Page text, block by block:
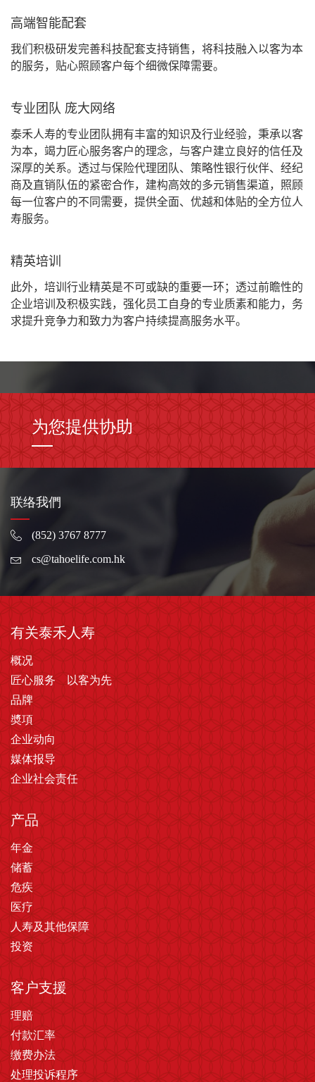
高端智能配套
我们积极研发完善科技配套支持销售， 将科技融入以客为本
的服务， 贴心照顾客户每个细微保障需要。
专业团队 庞大网络
泰禾人寿的专业团队拥有丰富的知识及行业经验， 秉承以客
为本， 竭力匠心服务客户的理念， 与客户建立良好的信任及
深厚的关系。透过与保险代理团队、策略性银行伙伴、经纪
商及直销队伍的紧密合作， 建构高效的多元销售渠道，照顾
每一位客户的不同需要，提供全面、优越和体贴的全方位人
寿服务。
精英培训
此外， 培训行业精英是不可或缺的重要一环 ； 透过前瞻性的
企业培训及积极实践， 强化员工自身的专业质素和能力， 务
求提升竞争力和致力为客户持续提高服务水平。
为您提供协助
联络我們
(852) 3767 8777
cs@tahoelife.com.hk
有关泰禾人寿
概况
匠心服务 以客为先
品牌
奬項
企业动向
媒体报导
企业社会责任
产品
年金
储蓄
危疾
医疗
人寿及其他保障
投资
客户支援
理赔
付款汇率
缴费办法
处理投诉程序